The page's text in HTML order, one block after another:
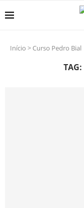
Início > Curso Pedro Bial
TAG: